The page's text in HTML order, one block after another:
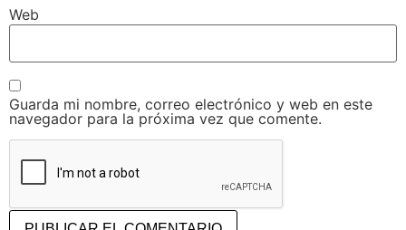
Web
Guarda mi nombre, correo electrónico y web en este
navegador para la próxima vez que comente.